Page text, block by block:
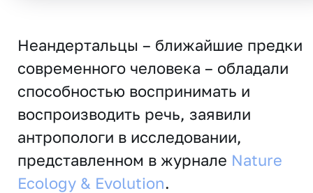
Неандертальцы – ближайшие предки
современного человека – обладали
способностью воспринимать и
воспроизводить речь, заявили
антропологи в исследовании,
представленном в журнале Nature
Ecology & Evolution.